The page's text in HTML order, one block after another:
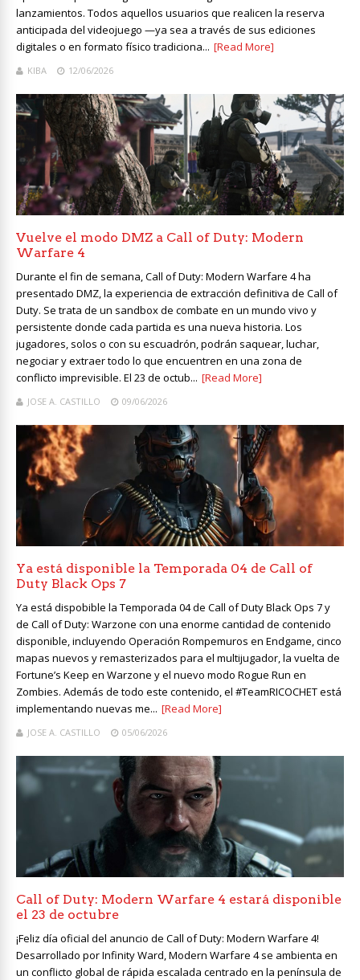
lanzamientos. Todos aquellos usuarios que realicen la reserva
anticipada del videojuego —ya sea a través de sus ediciones
digitales o en formato físico tradiciona... [Read More]
KIBA 12/06/2026
Vuelve el modo DMZ a Call of Duty: Modern
Warfare 4
Durante el fin de semana, Call of Duty: Modern Warfare 4 ha
presentado DMZ, la experiencia de extracción definitiva de Call of
Duty. Se trata de un sandbox de combate en un mundo vivo y
persistente donde cada partida es una nueva historia. Los
jugadores, solos o con su escuadrón, podrán saquear, luchar,
negociar y extraer todo lo que encuentren en una zona de
conflicto imprevisible. El 23 de octub... [Read More]
JOSE A. CASTILLO 09/06/2026
Ya está disponible la Temporada 04 de Call of
Duty Black Ops 7
Ya está dispobible la Temporada 04 de Call of Duty Black Ops 7 y
de Call of Duty: Warzone con una enorme cantidad de contenido
disponible, incluyendo Operación Rompemuros en Endgame, cinco
mapas nuevos y remasterizados para el multijugador, la vuelta de
Fortune’s Keep en Warzone y el nuevo modo Rogue Run en
Zombies. Además de todo este contenido, el #TeamRICOCHET está
implementando nuevas me... [Read More]
JOSE A. CASTILLO 05/06/2026
Call of Duty: Modern Warfare 4 estará disponible
el 23 de octubre
¡Feliz día oficial del anuncio de Call of Duty: Modern Warfare 4!
Desarrollado por Infinity Ward, Modern Warfare 4 se ambienta en
un conflicto global de rápida escalada centrado en la península de